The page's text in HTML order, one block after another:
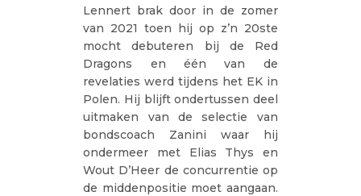
Lennert brak door in de zomer
van 2021 toen hij op z’n 20ste
mocht debuteren bij de Red
Dragons en één van de
revelaties werd tijdens het EK in
Polen. Hij blijft ondertussen deel
uitmaken van de selectie van
bondscoach Zanini waar hij
ondermeer met Elias Thys en
Wout D’Heer de concurrentie op
de middenpositie moet aangaan.